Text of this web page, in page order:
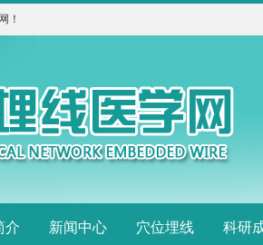
！
介 新闻中心 穴位埋线 科研